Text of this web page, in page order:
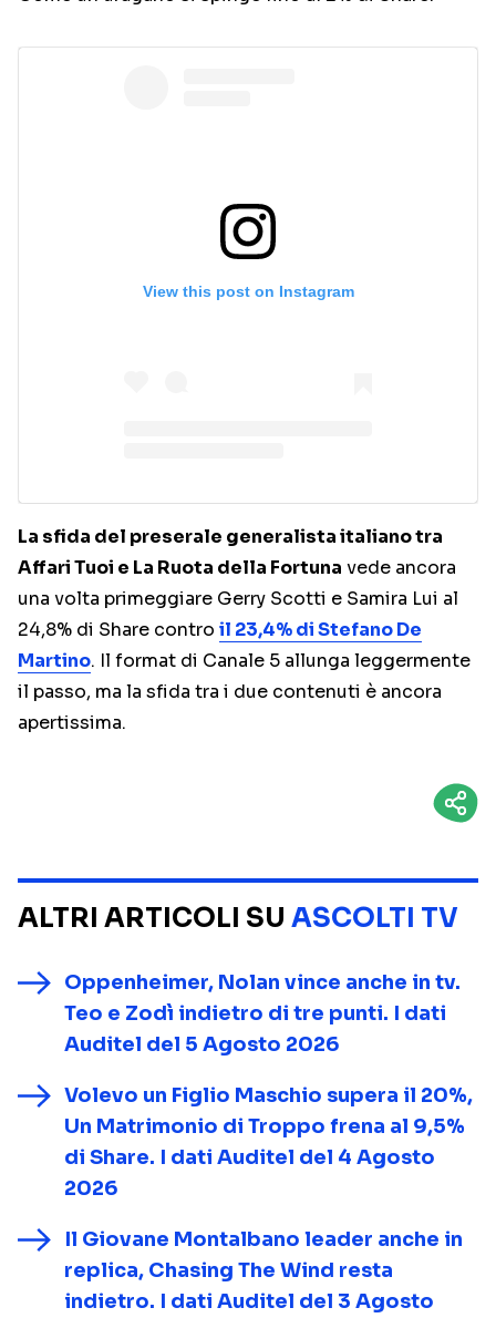
View this post on Instagram
La sfida del preserale generalista italiano tra
Affari Tuoi e La Ruota della Fortuna vede ancora
una volta primeggiare Gerry Scotti e Samira Lui al
24,8% di Share contro il 23,4% di Stefano De
Martino. Il format di Canale 5 allunga leggermente
il passo, ma la sfida tra i due contenuti è ancora
apertissima.
ALTRI ARTICOLI SU ASCOLTI TV
Oppenheimer, Nolan vince anche in tv.
Teo e Zodì indietro di tre punti. I dati
Auditel del 5 Agosto 2026
Volevo un Figlio Maschio supera il 20%,
Un Matrimonio di Troppo frena al 9,5%
di Share. I dati Auditel del 4 Agosto
2026
Il Giovane Montalbano leader anche in
replica, Chasing The Wind resta
indietro. I dati Auditel del 3 Agosto